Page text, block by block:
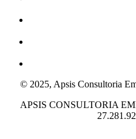
© 2025, Apsis Consultoria
APSIS CONSULTORIA